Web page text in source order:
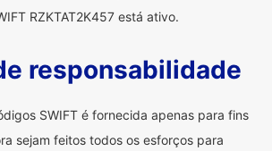
RZKTAT2K457 está ativo.
responsabilidade
SWIFT é fornecida apenas para fins
sejam feitos todos os esforços para